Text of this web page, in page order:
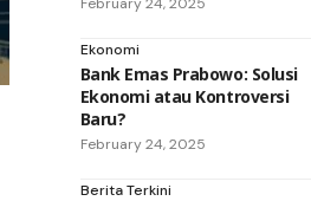
Ekonomi
Bank Emas Prabowo: Solusi
Ekonomi atau Kontroversi
Baru?
February 24, 2025
Berita Terkini